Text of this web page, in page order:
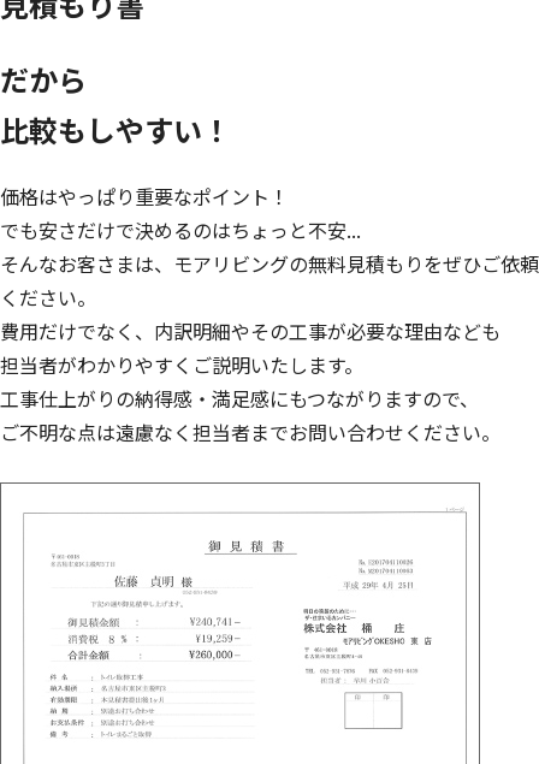
だから
比較もしやすい！
価格はやっぱり重要なポイント！
でも安さだけで決めるのはちょっと不安...
そんなお客さまは、モアリビングの無料見積もりをぜひご依頼
ください。
費用だけでなく、内訳明細やその工事が必要な理由なども
担当者がわかりやすくご説明いたします。
工事仕上がりの納得感・満足感にもつながりますので、
ご不明な点は遠慮なく担当者までお問い合わせください。